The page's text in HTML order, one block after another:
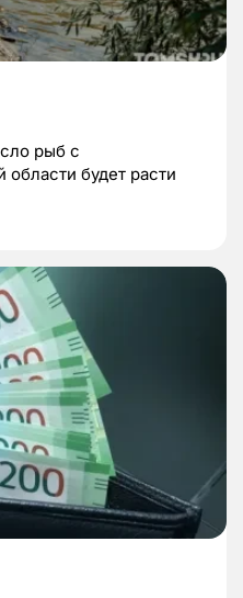
рыб с
будет расти